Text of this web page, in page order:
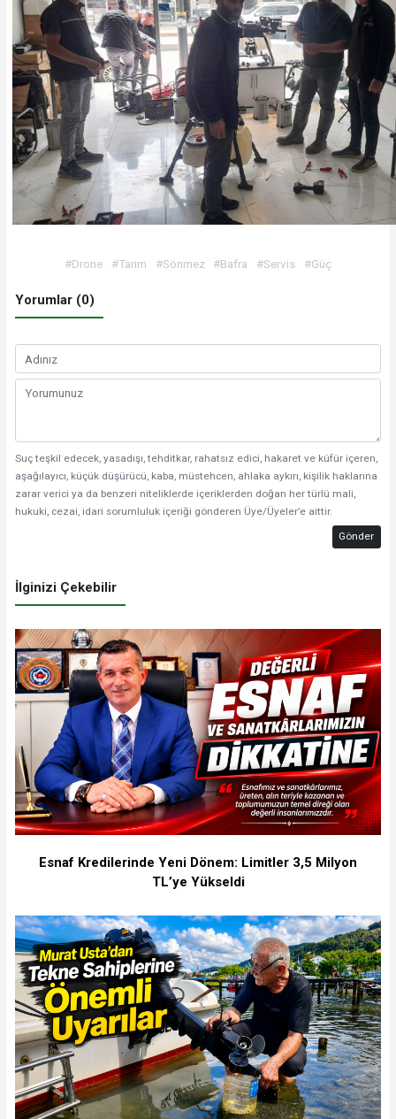
#Drone #Tarım #Sönmez #Bafra #Servis #Güç
Yorumlar (0)
Suç teşkil edecek, yasadışı, tehditkar, rahatsız edici, hakaret ve küfür içeren,
aşağılayıcı, küçük düşürücü, kaba, müstehcen, ahlaka aykırı, kişilik haklarına
zarar verici ya da benzeri niteliklerde içeriklerden doğan her türlü mali,
hukuki, cezai, idari sorumluluk içeriği gönderen Üye/Üyeler’e aittir.
Gönder
İlginizi Çekebilir
Esnaf Kredilerinde Yeni Dönem: Limitler 3,5 Milyon
TL’ye Yükseldi